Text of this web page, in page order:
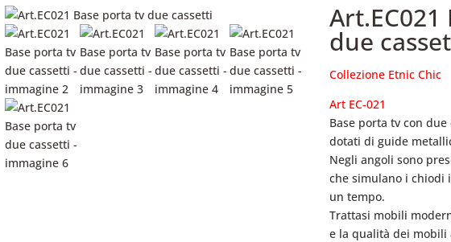
due
Collezione Etnic Chic
Art EC-021
Base porta tv con due
dotati di guide
Negli angoli sono
che simulano i chiodi
un tempo.
Trattasi mobili
e la qualità dei mobili